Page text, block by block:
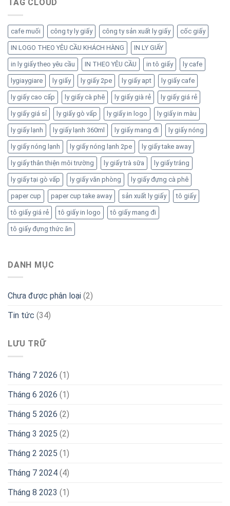
TAG CLOUD
cafe muối công ty ly giấy công ty sản xuất ly giấy cốc giấy
IN LOGO THEO YÊU CẦU KHÁCH HÀNG IN LY GIẤY
in ly giấy theo yêu cầu IN THEO YÊU CẦU in tô giấy ly cafe
lygiaygiare ly giấy ly giấy 2pe ly giấy apt ly giấy cafe
ly giấy cao cấp ly giấy cà phê ly giấy già rẻ ly giấy giá rẻ
ly giấy giá sỉ ly giấy gò vấp ly giấy in logo ly giấy in màu
ly giấy lạnh ly giấy lạnh 360ml ly giấy mang đi ly giấy nóng
ly giấy nóng lạnh ly giấy nóng lạnh 2pe ly giấy take away
ly giấy thân thiện môi trường ly giấy trà sữa ly giấy trắng
ly giấy tại gò vấp ly giấy văn phòng ly giấy đựng cà phê
paper cup paper cup take away sản xuất ly giấy tô giấy
tô giấy giá rẻ tô giấy in logo tô giấy mang đi
tô giấy đựng thức ăn
DANH MỤC
Chưa được phân loại (2)
Tin tức (34)
LƯU TRỮ
Tháng 7 2026 (1)
Tháng 6 2026 (1)
Tháng 5 2026 (2)
Tháng 3 2025 (2)
Tháng 2 2025 (1)
Tháng 7 2024 (4)
Tháng 8 2023 (1)